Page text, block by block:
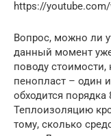
https://youtube.com/
Вопрос, можно ли
данный момент
поводу
пенопласт – один
обходится порядка
Теплоизоляцию
тому, сколько